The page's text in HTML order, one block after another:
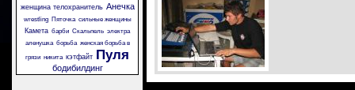
женщина телохранитель Анечка
wrestling Пяточка сильные женщины
Камета барби Скальпель электра
аленушка борьба женская борьба в
грязи никита кэтфайт Пуля
бодибилдинг